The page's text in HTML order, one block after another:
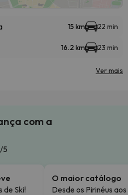
15 km 22 min
16.2 km 23 min
Ver mais
com a
5
de Ski!
O maior catálogo
Desde os Pirinéus